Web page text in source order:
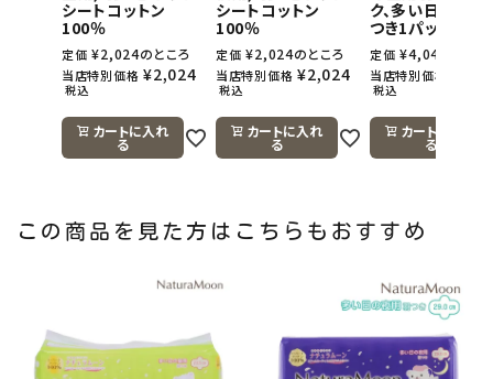
シートコットン
100％
定価 ¥2,024のところ
当店特別価格 ¥2,024
税込
カートに入れ
る
シートコットン
100％
定価 ¥2,024のところ
当店特別価格 ¥2,024
税込
カートに入れ
る
ク、多い日の夜
つき1パック)
定価 ¥4,048
当店特別価格
税込
カートに入れ
る
この商品を見た方はこちらもおすすめ